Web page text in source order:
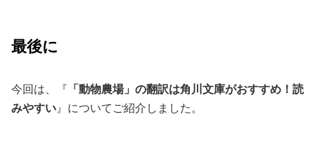
最後に
今回は、『 「動物農場」の翻訳は角川文庫がおすすめ！読
みやすい 』についてご紹介しました。